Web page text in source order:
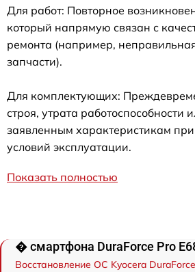
Для работ: Повторное
который напрямую связан с
ремонта (например,
запчасти).
Для комплектующих:
строя, утрата работоспособности
заявленным характеристикам
условий эксплуатации.
Показать полностью
� смартфона DuraForce Pro
Восстановление ОС Kyocera